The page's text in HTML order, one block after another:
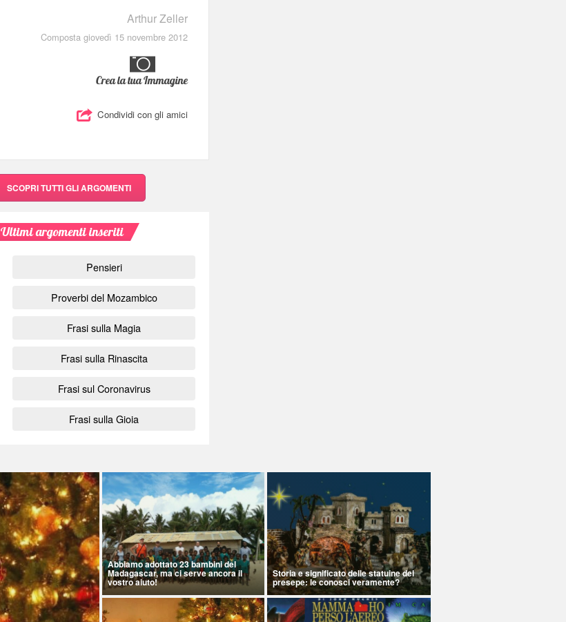
Arthur Zeller
Composta giovedì 15 novembre 2012
Crea la tua Immagine
Condividi con gli amici
SCOPRITUTTI GLI ARGOMENTI
Ultimi argomenti inseriti
Pensieri
Proverbi del Mozambico
Frasi sulla Magia
Frasi sulla Rinascita
Frasi sul Coronavirus
Frasi sulla Gioia
Abbiamo adottato 23 bambini del
Madagascar, ma ci serve ancora il
vostro aiuto!
Storia e significato delle statuine del
presepe: le conosci veramente?